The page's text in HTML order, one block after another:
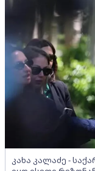
კახა კალაძე -